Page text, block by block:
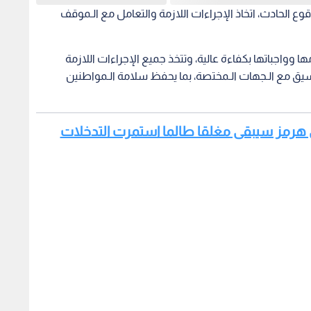
اتخاذ الإجراءات اللازمة والتعامل مع الـموقف
بكفاءة عالية، وتتخذ جميع الإجراءات اللازمة
مع الـجهات الـمختصة، بما يحفظ سلامة الـمواطنين
هرمز سيبقى مغلقا طالما استمرت التدخلات